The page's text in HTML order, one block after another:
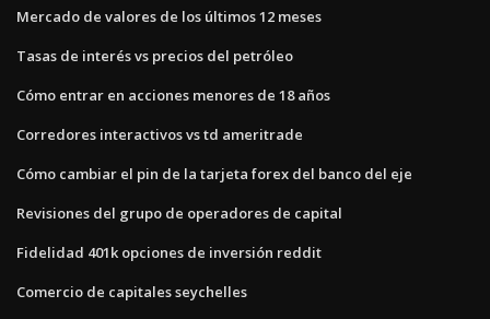
Mercado de valores de los últimos 12 meses
Tasas de interés vs precios del petróleo
Cómo entrar en acciones menores de 18 años
Corredores interactivos vs td ameritrade
Cómo cambiar el pin de la tarjeta forex del banco del eje
Revisiones del grupo de operadores de capital
Fidelidad 401k opciones de inversión reddit
Comercio de capitales seychelles